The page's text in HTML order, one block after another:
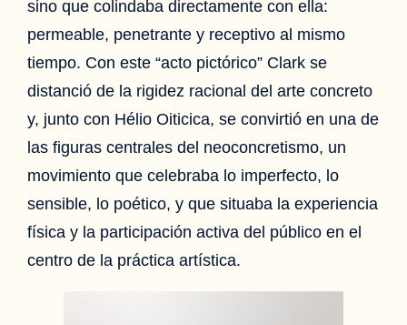
sino que colindaba directamente con ella:
permeable, penetrante y receptivo al mismo
tiempo. Con este “acto pictórico” Clark se
distanció de la rigidez racional del arte concreto
y, junto con Hélio Oiticica, se convirtió en una de
las figuras centrales del neoconcretismo, un
movimiento que celebraba lo imperfecto, lo
sensible, lo poético, y que situaba la experiencia
física y la participación activa del público en el
centro de la práctica artística.